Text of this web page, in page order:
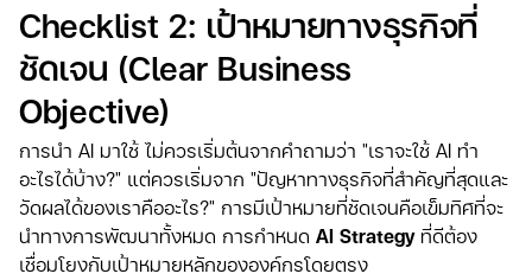
Checklist 2: เป้าหมายทางธุรกิจที่
ชัดเจน (Clear Business
Objective)
การนำ AI มาใช้ ไม่ควรเริ่มต้นจากคำถามว่า "เราจะใช้ AI ทำ
อะไรได้บ้าง?" แต่ควรเริ่มจาก "ปัญหาทางธุรกิจที่สำคัญที่สุดและ
วัดผลได้ของเราคืออะไร?" การมีเป้าหมายที่ชัดเจนคือเข็มทิศที่จะ
นำทางการพัฒนาทั้งหมด การกำหนด AI Strategyที่ดีต้อง
เชื่อมโยงกับเป้าหมายหลักขององค์กรโดยตรง